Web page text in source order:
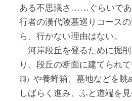
ある不思議さ……ぐらいであ
行者の漢代陵墓巡りコース
ら、行かない理由はない。
河岸段丘を登るために掘
り、段丘の断面に建てられ
洞） や養蜂箱、墓地などを眺
しばらく進み、ふと道端を